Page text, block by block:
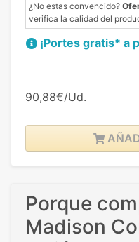
¿No estas convencido?
verifica la calidad del
¡Portes gratis* a
90,88€/Ud.
Porque
Madison